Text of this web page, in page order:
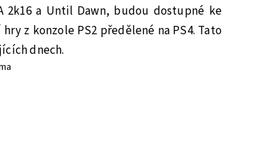
2k16 a Until Dawn, budou dostupné ke
z konzole PS2 předělené na PS4. Tato
dnech.